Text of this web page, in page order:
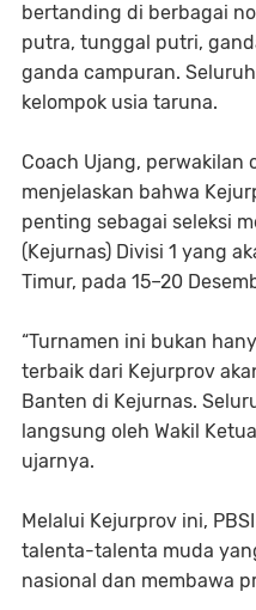
bertanding di berbagai
putra, tunggal putri,
ganda campuran.
kelompok usia taruna.
Coach Ujang, perwakilan
menjelaskan bahwa
penting sebagai seleksi
(Kejurnas) Divisi 1 yang
Timur, pada 15–20
“Turnamen ini bukan
terbaik dari Kejurprov
Banten di Kejurnas.
langsung oleh Wakil
ujarnya.
Melalui Kejurprov ini,
talenta-talenta muda
nasional dan membawa